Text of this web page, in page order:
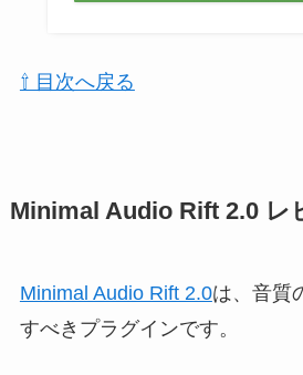
⇧ 目次へ戻る
Minimal Audio Rift 2.0 レ
Minimal Audio Rift 2.0は、音質
すべきプラグインです。